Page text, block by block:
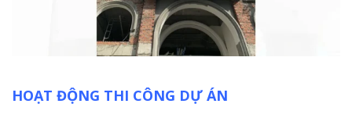
HOẠT ĐỘNG THI CÔNG DỰ ÁN